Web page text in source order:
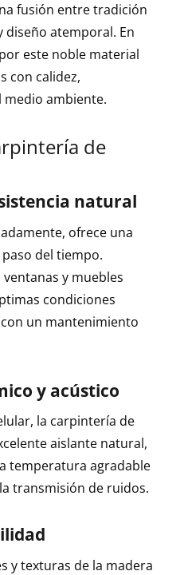
fusión entre tradición
atemporal. En
este noble material
con calidez,
ambiente.
de
natural
ofrece una
del tiempo.
y muebles
condiciones
un mantenimiento
y acústico
la carpintería de
aislante natural,
temperatura agradable
transmisión de ruidos.
y texturas de la madera